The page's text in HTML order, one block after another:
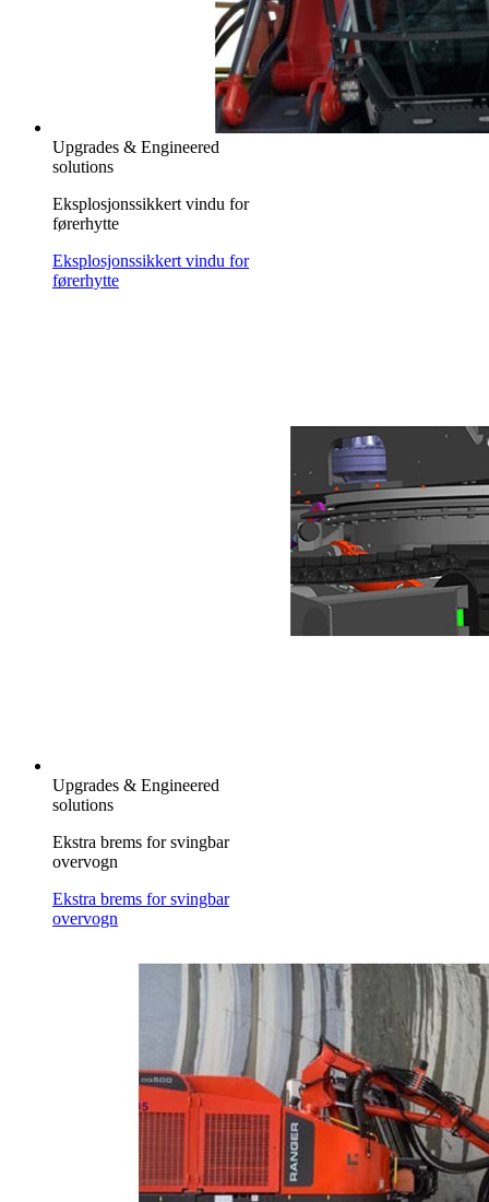
Upgrades & Engineered
solutions
Eksplosjonssikkert vindu for
førerhytte
Eksplosjonssikkert vindu for
førerhytte
Upgrades & Engineered
solutions
Ekstra brems for svingbar
overvogn
Ekstra brems for svingbar
overvogn